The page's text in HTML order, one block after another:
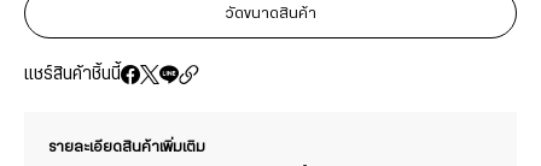
วัดขนาดสินค้า
แชร์สินค้าชิ้นนี้
รายละเอียดสินค้าเพิ่มเติม